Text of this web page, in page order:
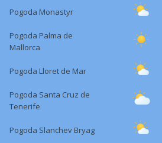
Pogoda Monastyr
Pogoda Palma de
Mallorca
Pogoda Lloret de Mar
Pogoda Santa Cruz de
Tenerife
Pogoda Slanchev Bryag